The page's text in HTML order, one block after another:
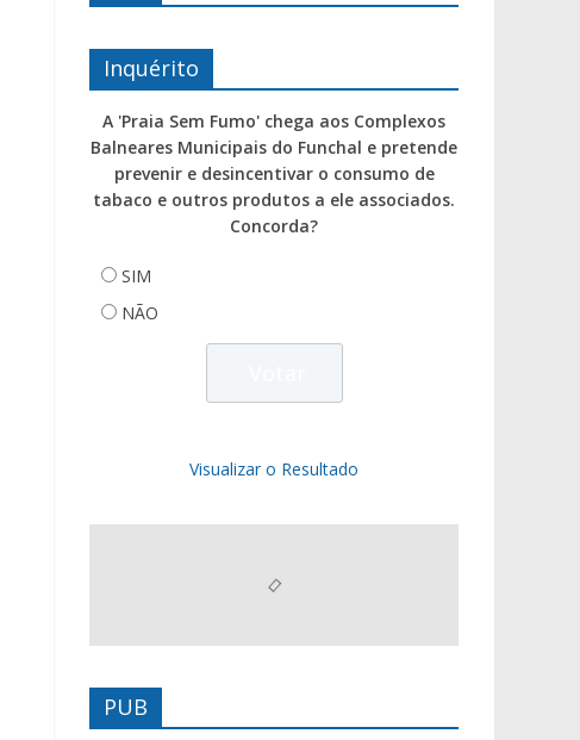
Inquérito
A 'Praia Sem Fumo' chega aos Complexos
Balneares Municipais do Funchal e pretende
prevenir e desincentivar o consumo de
tabaco e outros produtos a ele associados.
Concorda?
SIM
NÃO
Visualizar o Resultado
PUB